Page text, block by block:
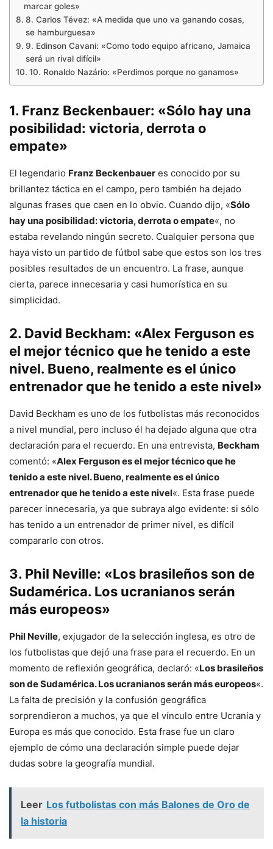
marcar goles»
8. Carlos Tévez: «A medida que uno va ganando cosas,
se hamburguesa»
9. Edinson Cavani: «Como todo equipo africano, Jamaica
será un rival difícil»
10. Ronaldo Nazário: «Perdimos porque no ganamos»
1. Franz Beckenbauer: «Sólo hay una
posibilidad: victoria, derrota o
empate»
El legendario Franz Beckenbauer es conocido por su
brillantez táctica en el campo, pero también ha dejado
algunas frases que caen en lo obvio. Cuando dijo, «Sólo
hay una posibilidad: victoria, derrota o empate«, no
estaba revelando ningún secreto. Cualquier persona que
haya visto un partido de fútbol sabe que estos son los tres
posibles resultados de un encuentro. La frase, aunque
cierta, parece innecesaria y casi humorística en su
simplicidad.
2. David Beckham: «Alex Ferguson es
el mejor técnico que he tenido a este
nivel. Bueno, realmente es el único
entrenador que he tenido a este nivel»
David Beckham es uno de los futbolistas más reconocidos
a nivel mundial, pero incluso él ha dejado alguna que otra
declaración para el recuerdo. En una entrevista, Beckham
comentó: «Alex Ferguson es el mejor técnico que he
tenido a este nivel. Bueno, realmente es el único
entrenador que he tenido a este nivel«. Esta frase puede
parecer innecesaria, ya que subraya algo evidente: si sólo
has tenido a un entrenador de primer nivel, es difícil
compararlo con otros.
3. Phil Neville: «Los brasileños son de
Sudamérica. Los ucranianos serán
más europeos»
Phil Neville, exjugador de la selección inglesa, es otro de
los futbolistas que dejó una frase para el recuerdo. En un
momento de reflexión geográfica, declaró: «Los brasileños
son de Sudamérica. Los ucranianos serán más europeos«.
La falta de precisión y la confusión geográfica
sorprendieron a muchos, ya que el vínculo entre Ucrania y
Europa es más que conocido. Esta frase fue un claro
ejemplo de cómo una declaración simple puede dejar
dudas sobre la geografía mundial.
Leer Los futbolistas con más Balones de Oro de
la historia